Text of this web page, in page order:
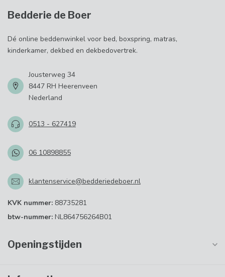
Bedderie de Boer
Dé online beddenwinkel voor bed, boxspring, matras,
kinderkamer, dekbed en dekbedovertrek.
Jousterweg 34
8447 RH Heerenveen
Nederland
0513 - 627419
06 10898855
klantenservice@bedderiedeboer.nl
KVK nummer: 88735281
btw-nummer: NL864756264B01
Openingstijden